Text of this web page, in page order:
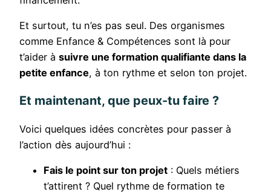
Et surtout, tu n’es pas seul. Des organismes
comme Enfance & Compétences sont là pour
t’aider à suivre une formation qualifiante dans la
petite enfance, à ton rythme et selon ton projet.
Et maintenant, que peux-tu faire ?
Voici quelques idées concrètes pour passer à
l’action dès aujourd’hui :
Fais le point sur ton projet : Quels métiers
t’attirent ? Quel rythme de formation te